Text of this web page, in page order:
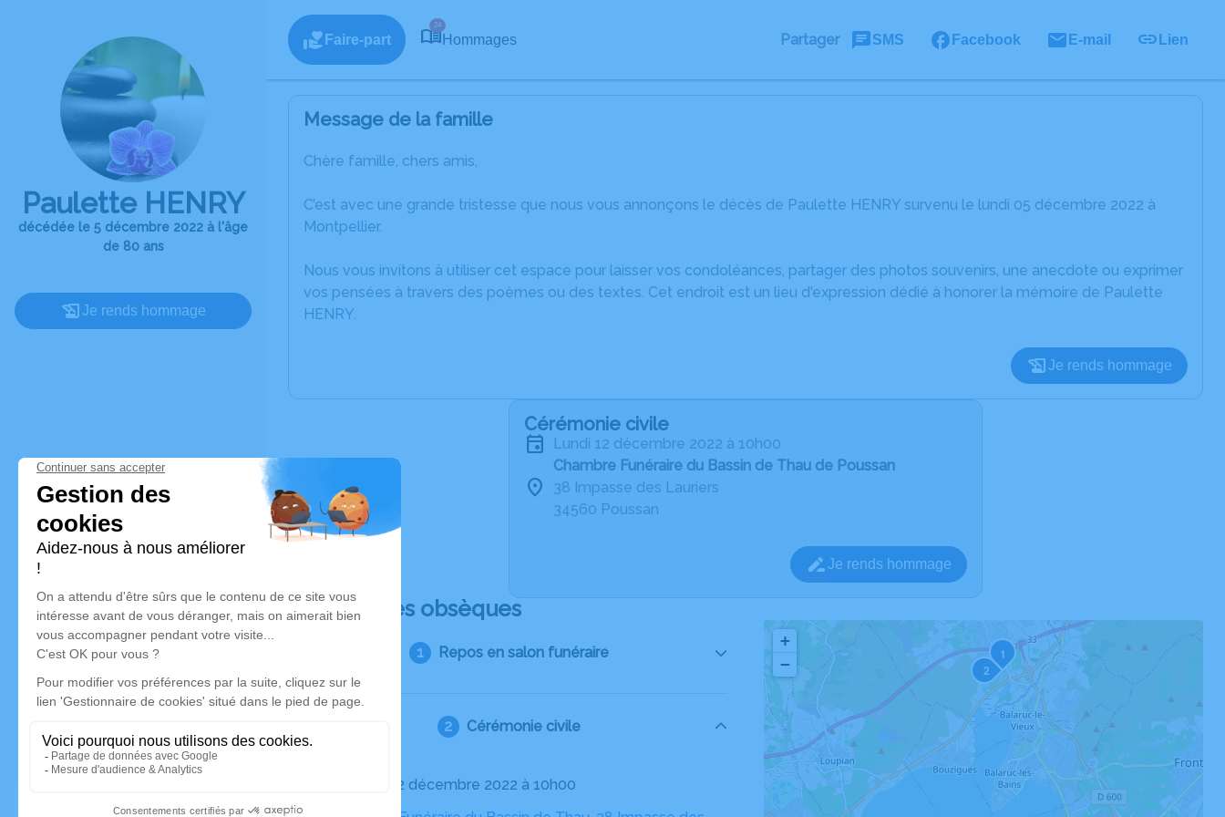
Paulette HENRY
décédée le 5 décembre 2022 à l'âge
de 80 ans
Je rends hommage
Faire-part
24
Hommages Partager SMS Facebook E-mail Lien
Message de la famille
Chère famille, chers amis,
C’est avec une grande tristesse que nous vous annonçons le décès de Paulette HENRY survenu le lundi 05 décembre 2022 à
Montpellier.
Nous vous invitons à utiliser cet espace pour laisser vos condoléances, partager des photos souvenirs, une anecdote ou exprimer
vos pensées à travers des poèmes ou des textes. Cet endroit est un lieu d'expression dédié à honorer la mémoire de Paulette
HENRY.
Je rends hommage
Cérémonie civile
lundi 12 décembre 2022 à 10h00
Chambre Funéraire du Bassin de Thau de Poussan
38 Impasse des Lauriers
34560 Poussan
Je rends hommage
Déroulé des obsèques
Repos en salon funéraire
Cérémonie civile
Le lundi 12 décembre 2022 à 10h00
1
2
+
−